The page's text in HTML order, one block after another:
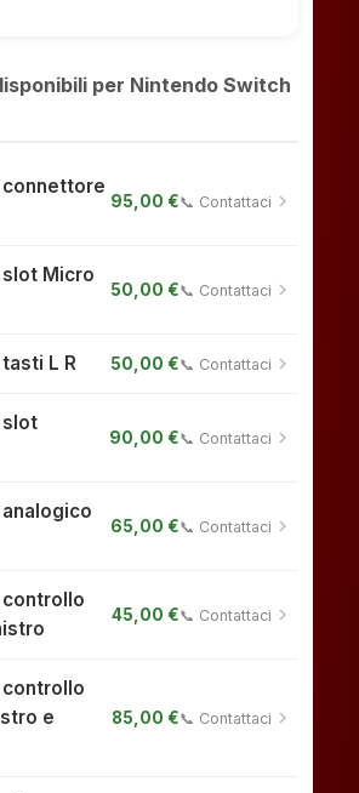
per Nintendo Switch
95,00 €📞 Contattaci chevron_right
Micro
50,00 €📞 Contattaci chevron_right
L R 50,00 €📞 Contattaci chevron_right
slot
90,00 €📞 Contattaci chevron_right
65,00 €📞 Contattaci chevron_right
45,00 €📞 Contattaci chevron_right
e
85,00 €📞 Contattaci chevron_right